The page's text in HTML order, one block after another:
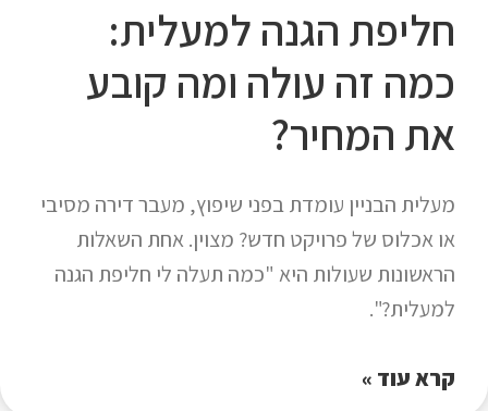
חליפת הגנה למעלית:
כמה זה עולה ומה קובע
את המחיר?
מעלית הבניין עומדת בפני שיפוץ, מעבר דירה מסיבי
או אכלוס של פרויקט חדש? מצוין. אחת השאלות
הראשונות שעולות היא "כמה תעלה לי חליפת הגנה
למעלית?".
קרא עוד »